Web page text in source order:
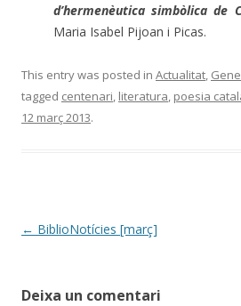
d’hermenèutica simbòlica de
Maria Isabel Pijoan i Picas.
This entry was posted in Actualitat
tagged centenari literatura poesia
12 març 2013.
Post
← BiblioNotícies [març]
Deixa un comentari